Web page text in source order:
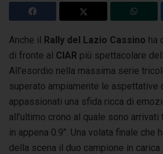
Anche il Rally del Lazio Cassino ha
di fronte al CIAR più spettacolare
All’esordio nella massima serie
superato ampiamente le aspettative
appassionati una sfida ricca di
all’ultimo crono al quale sono
in appena 0.9’’. Una volata finale che
della scena il duo campione in